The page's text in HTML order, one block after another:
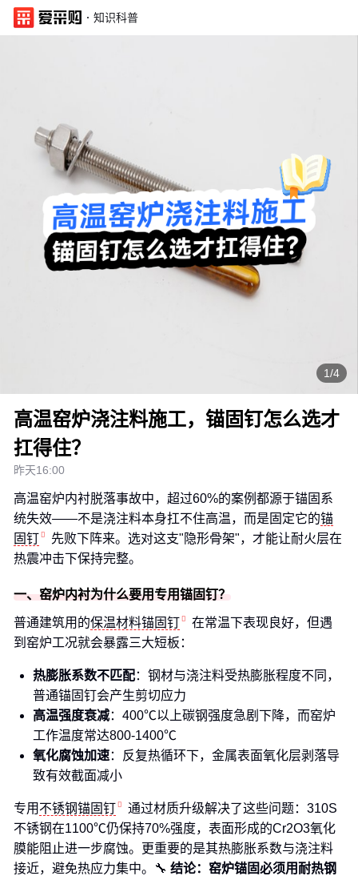
· 知识科普
1/4
高温窑炉浇注料施工，锚固钉怎么选才
扛得住？
昨天16:00
高温窑炉内衬脱落事故中，超过60%的案例都源于锚固系
统失效——不是浇注料本身扛不住高温，而是固定它的锚
固钉
先败下阵来。选对这支"隐形骨架"，才能让耐火层在
热震冲击下保持完整。
一、窑炉内衬为什么要用专用锚固钉？
普通建筑用的保温材料锚固钉
在常温下表现良好，但遇
到窑炉工况就会暴露三大短板：
热膨胀系数不匹配：钢材与浇注料受热膨胀程度不同，
普通锚固钉会产生剪切应力
高温强度衰减：400℃以上碳钢强度急剧下降，而窑炉
工作温度常达800-1400℃
氧化腐蚀加速：反复热循环下，金属表面氧化层剥落导
致有效截面减小
专用 不锈钢锚固钉
通过材质升级解决了这些问题：310S
不锈钢在1100℃仍保持70%强度，表面形成的Cr2O3氧化
膜能阻止进一步腐蚀。更重要的是其热膨胀系数与浇注料
接近，避免热应力集中。🔧 结论：窑炉锚固必须用耐热钢